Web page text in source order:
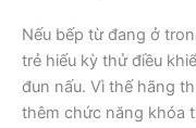
Nếu bếp từ đang ở
trẻ hiếu kỳ thử điều
đun nấu. Vì thế hãng
thêm chức năng khóa